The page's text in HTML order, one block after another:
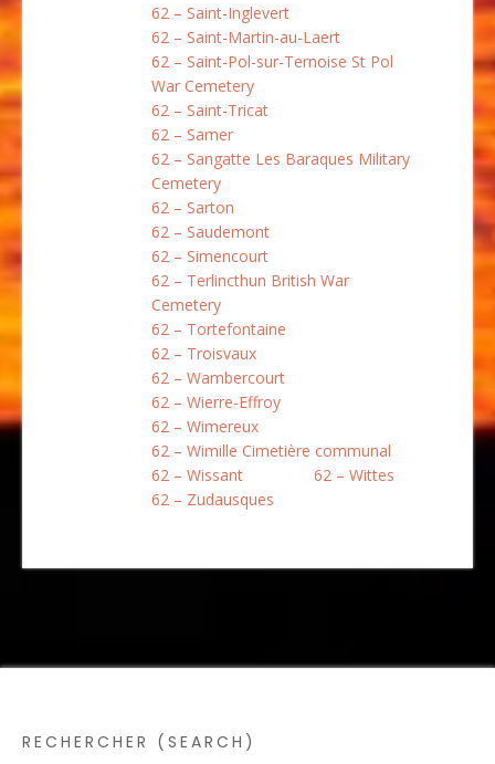
62 – Saint-Inglevert
62 – Saint-Martin-au-Laert
62 – Saint-Pol-sur-Ternoise St Pol
War Cemetery
62 – Saint-Tricat
62 – Samer
62 – Sangatte Les Baraques Military
Cemetery
62 – Sarton
62 – Saudemont
62 – Simencourt
62 – Terlincthun British War
Cemetery
62 – Tortefontaine
62 – Troisvaux
62 – Wambercourt
62 – Wierre-Effroy
62 – Wimereux
62 – Wimille Cimetière communal
62 – Wissant
62 – Wittes
62 – Zudausques
RECHERCHER (SEARCH)